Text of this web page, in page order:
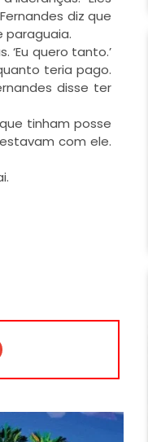
diz que
paraguaia.
‘Eu quero tanto.’
teria pago.
disse ter
tinham posse
com ele.